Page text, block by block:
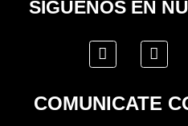
SÍGUENOS EN
COMUNICATE